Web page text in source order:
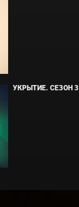
УКРЫТИЕ. СЕЗОН 3